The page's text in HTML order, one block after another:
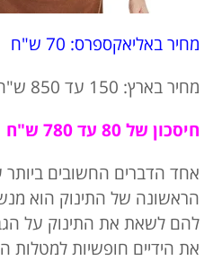
מחיר באליאקספרס: 70 ש"ח
מחיר בארץ: 150 עד 850 ש"ח
חיסכון של 80 עד 780 ש"ח
אחד הדברים החשובים ביותר
הראשונה של התינוק הוא
להם לשאת את התינוק על
את הידיים חופשיות למטלות